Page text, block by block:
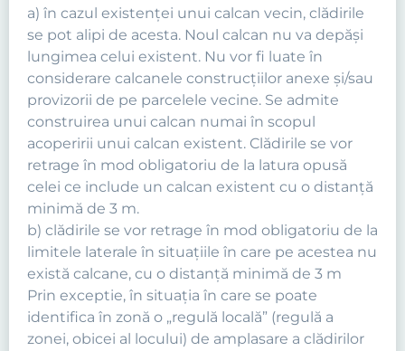
a) în cazul existenţei unui calcan vecin, clădirile
se pot alipi de acesta. Noul calcan nu va depăşi
lungimea celui existent. Nu vor fi luate în
considerare calcanele construcţiilor anexe şi/sau
provizorii de pe parcelele vecine. Se admite
construirea unui calcan numai în scopul
acoperirii unui calcan existent. Clădirile se vor
retrage în mod obligatoriu de la latura opusă
celei ce include un calcan existent cu o distanţă
minimă de 3 m.
b) clădirile se vor retrage în mod obligatoriu de la
limitele laterale în situaţiile în care pe acestea nu
există calcane, cu o distanţă minimă de 3 m
Prin exceptie, în situaţia în care se poate
identifica în zonă o „regulă locală” (regulă a
zonei, obicei al locului) de amplasare a clădirilor